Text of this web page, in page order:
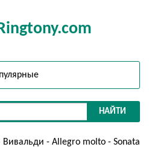
НАЙТИ
Вивальди - Allegro molto - Sonata